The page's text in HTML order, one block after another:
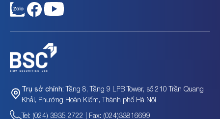
Trụ sở chính: Tầng 8, Tầng 9 LPB Tower, số 210 Trần Quang
Khải, Phường Hoàn Kiếm, Thành phố Hà Nội
Tel: (024) 3935 2722 | Fax: (024)33816699